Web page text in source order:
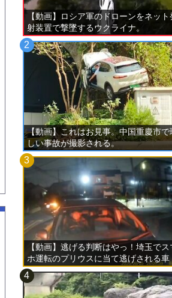
【動画】ロシア軍のドローンをネット
射装置で撃墜するウクライナ。
【動画】これはお見事。中国重慶市で
しい事故が撮影される。
【動画】逃げる判断はやっ！埼玉でス
ホ運転のプリウスに当て逃げされる車
載。